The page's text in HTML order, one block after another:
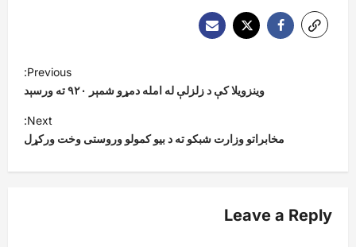
v
Previous:
وینزویلا کې د زلزلې له امله دمړو شمېر ۹۲۰ ته ورسېد
Next:
مخابراتو وزارت شبکو ته د بیو کمولو وروستی وخت ورکړل
Leave a Reply